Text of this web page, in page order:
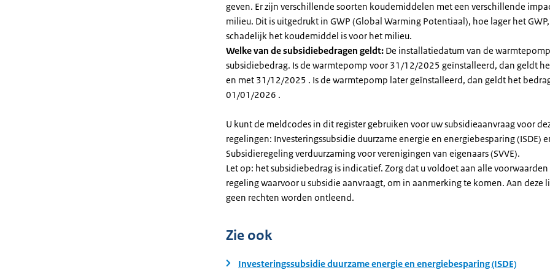
geven. Er zijn verschillende soorten koudemiddelen met een verschillende
milieu. Dit is uitgedrukt in GWP (Global Warming Potentiaal), hoe lager het
schadelijk het koudemiddel is voor het milieu.
Welke van de subsidiebedragen geldt: De installatiedatum van de
subsidiebedrag. Is de warmtepomp voor 31/12/2025 geïnstalleerd, dan geldt
en met 31/12/2025 . Is de warmtepomp later geïnstalleerd, dan geldt het
01/01/2026 .
U kunt de meldcodes in dit register gebruiken voor uw subsidieaanvraag voor
regelingen: Investeringssubsidie duurzame energie en energiebesparing (ISDE)
Subsidieregeling verduurzaming voor verenigingen van eigenaars (SVVE).
Let op: het subsidiebedrag is indicatief. Zorg dat u voldoet aan alle voorwaarden
regeling waarvoor u subsidie aanvraagt, om in aanmerking te komen. Aan deze
geen rechten worden ontleend.
Zie ook
Investeringssubsidie duurzame energie en energiebesparing (ISDE)